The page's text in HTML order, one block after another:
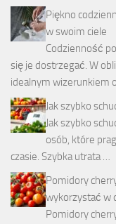
Piękno
w swoim ciele
Codzienność
się je dostrzegać. W
idealnym wizerunkiem
Jak szybko
Jak szybko
osób, które
czasie. Szybka utrata …
Pomidory
wykorzystać w
Pomidory